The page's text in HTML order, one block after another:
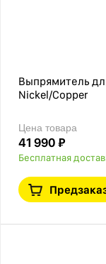
Выпрямитель
Nickel/Copper
Цена товара
41 990 ₽
Бесплатная